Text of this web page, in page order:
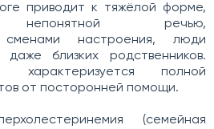
приводит к тяжёлой форме,
непонятной речью,
сменами настроения, люди
близких родственников.
характеризуется полной
от посторонней помощи.
(семейная